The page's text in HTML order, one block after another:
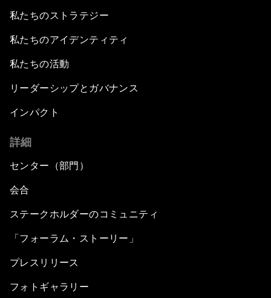
私たちのストラテジー
私たちのアイデンティティ
私たちの活動
リーダーシップとガバナンス
インパクト
詳細
センター（部門）
会合
ステークホルダーのコミュニティ
「フォーラム・ストーリー」
プレスリリース
フォトギャラリー